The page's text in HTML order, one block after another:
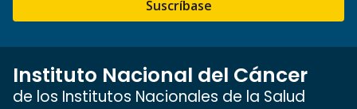
Suscríbase
Instituto Nacional del Cáncer
de los Institutos Nacionales de la Salud